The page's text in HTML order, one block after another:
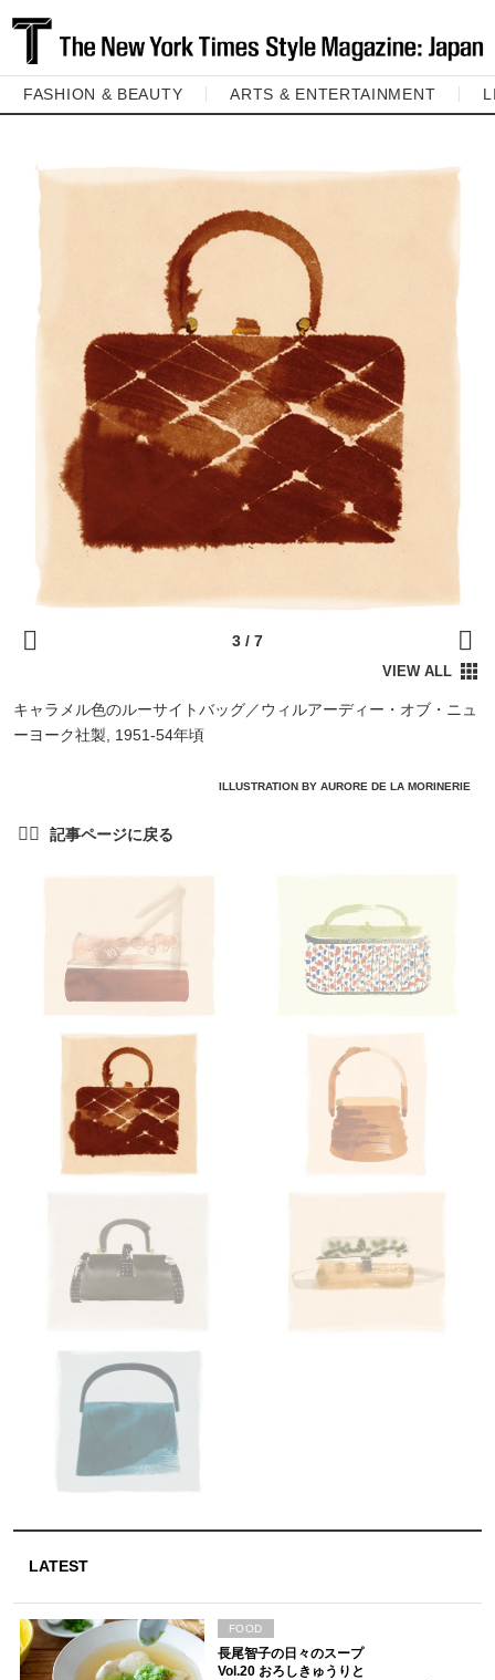
FASHION & BEAUTY ARTS & ENTERTAINMENT
キャラメル色のルーサイトバッグ／ウィルアーディー・オブ・ニュ
ーヨーク社製, 1951-54年頃
ILLUSTRATION BY AURORE DE LA MORINERIE
LATEST
長尾智子の日々のスープ
Vol.20 おろしきゅうりと
FOOD